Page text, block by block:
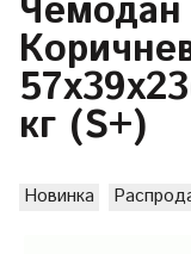
Чемодан
кг (S+)
Новинка